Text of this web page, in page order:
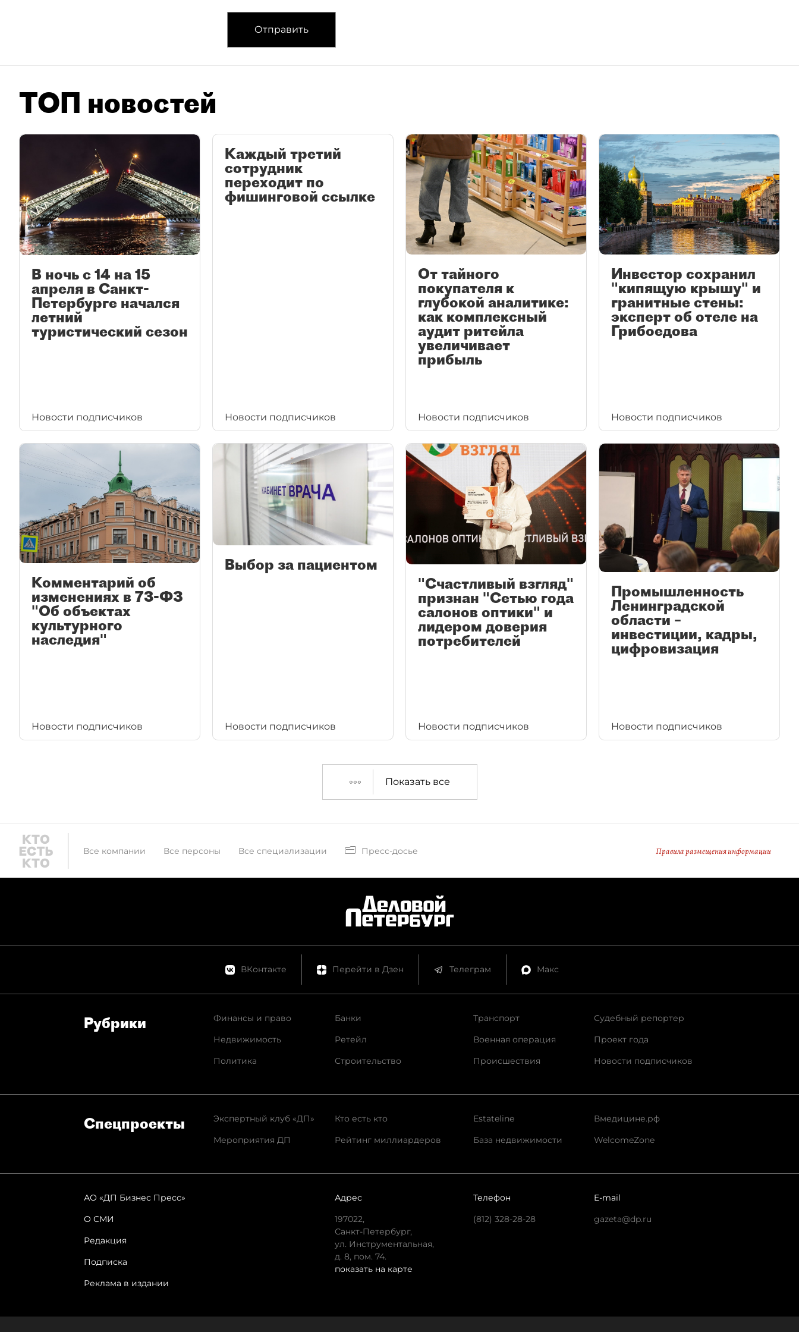
Отправить
ТОП новостей
В ночь с 14 на 15
апреля в Санкт-
Петербурге начался
летний
туристический сезон
Новости подписчиков
Каждый третий
сотрудник
переходит по
фишинговой ссылке
Новости подписчиков
От тайного
покупателя к
глубокой аналитике:
как комплексный
аудит ритейла
увеличивает
прибыль
Новости подписчиков
Инвестор сохранил
"кипящую крышу" и
гранитные стены:
эксперт об отеле на
Грибоедова
Новости подписчиков
Комментарий об
изменениях в 73-ФЗ
"Об объектах
культурного
наследия"
Новости подписчиков
Выбор за пациентом
Новости подписчиков
"Счастливый взгляд"
признан "Сетью года
салонов оптики" и
лидером доверия
потребителей
Новости подписчиков
Промышленность
Ленинградской
области –
инвестиции, кадры,
цифровизация
Новости подписчиков
Показать все
Все компании Все персоны Все специализации Пресс-досье Правила размещения информации
ВКонтакте Перейти в Дзен Телеграм Макс
Рубрики
Финансы и право
Недвижимость
Политика
Банки
Ретейл
Строительство
Транспорт
Военная операция
Происшествия
Судебный репортер
Проект года
Новости подписчиков
Спец­проекты
Экспертный клуб «ДП»
Мероприятия ДП
Кто есть кто
Рейтинг миллиардеров
Estateline
База недвижимости
Вмедицине.рф
WelcomeZone
АО «ДП Бизнес Пресс»
О СМИ
Редакция
Подписка
Реклама в издании
Адрес
197022,
Санкт-Петербург,
ул. Инструментальная,
д. 8, пом. 74.
показать на карте
Телефон
(812) 328-28-28
E-mail
gazeta@dp.ru